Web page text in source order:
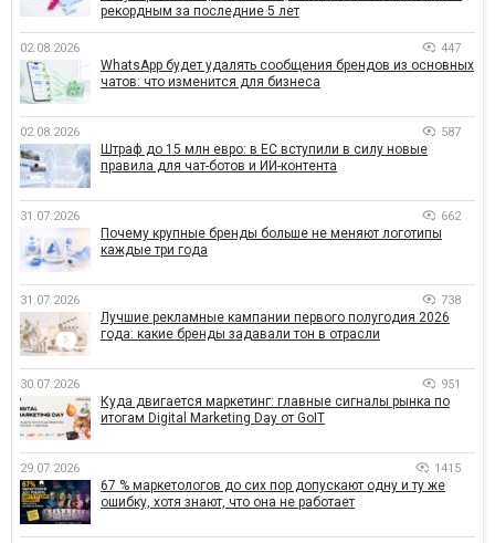
рекордным за последние 5 лет
02.08.2026 447
WhatsApp будет удалять сообщения брендов из основных
чатов: что изменится для бизнеса
02.08.2026 587
Штраф до 15 млн евро: в ЕС вступили в силу новые
правила для чат-ботов и ИИ-контента
31.07.2026 662
Почему крупные бренды больше не меняют логотипы
каждые три года
31.07.2026 738
Лучшие рекламные кампании первого полугодия 2026
года: какие бренды задавали тон в отрасли
30.07.2026 951
Куда двигается маркетинг: главные сигналы рынка по
итогам Digital Marketing Day от GoIT
29.07.2026 1415
67 % маркетологов до сих пор допускают одну и ту же
ошибку, хотя знают, что она не работает